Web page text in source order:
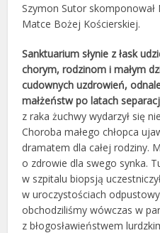
Szymon Sutor
Matce Bożej Kościerskiej.
Sanktuarium słynie z łask
chorym, rodzinom i małym
cudownych uzdrowień,
małżeństw po latach
z raka żuchwy wydarzył się
Choroba małego chłopca
dramatem dla całej rodziny.
o zdrowie dla swego synka.
w szpitalu biopsją
w uroczystościach
obchodziliśmy wówczas w
z błogosławieństwem